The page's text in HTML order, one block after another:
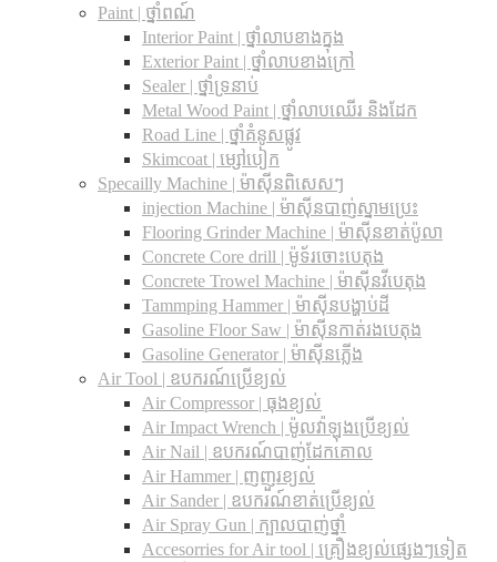
Paint | ថ្នាំពណ៍
Interior Paint | ថ្នាំលាបខាងក្នុង
Exterior Paint | ថ្នាំលាបខាងក្រៅ
Sealer | ថ្នាំទ្រនាប់
Metal Wood Paint | ថ្នាំលាបឈើរ និងដែក
Road Line | ថ្នាំគំនូសផ្លូវ
Skimcoat | ម្សៅបៀក
Specailly Machine | ម៉ាស៊ីនពិសេសៗ
injection Machine | ម៉ាស៊ីនបាញ់ស្នាមប្រេះ
Flooring Grinder Machine | ម៉ាស៊ីនខាត់ប៉ូលា
Concrete Core drill | ម៉ូទ័រចោះបេតុង
Concrete Trowel Machine | ម៉ាស៊ីនវីបេតុង
Tammping Hammer | ម៉ាស៊ីនបង្ហាប់ដី
Gasoline Floor Saw | ម៉ាស៊ីនកាត់រងបេតុង
Gasoline Generator | ម៉ាស៊ីនភ្លើង
Air Tool | ឧបករណ៍ប្រើខ្យល់
Air Compressor | ធុងខ្យល់
Air Impact Wrench | ម៉ូលវ៉ាឡុងប្រើខ្យល់
Air Nail | ឧបករណ៍បាញ់ដែកគោល
Air Hammer | ញញួរខ្យល់
Air Sander | ឧបករណ៍ខាត់ប្រើខ្យល់
Air Spray Gun | ក្បាលបាញ់ថ្នាំ
Accesorries for Air tool | គ្រឿងខ្យល់ផ្សេងៗទៀត